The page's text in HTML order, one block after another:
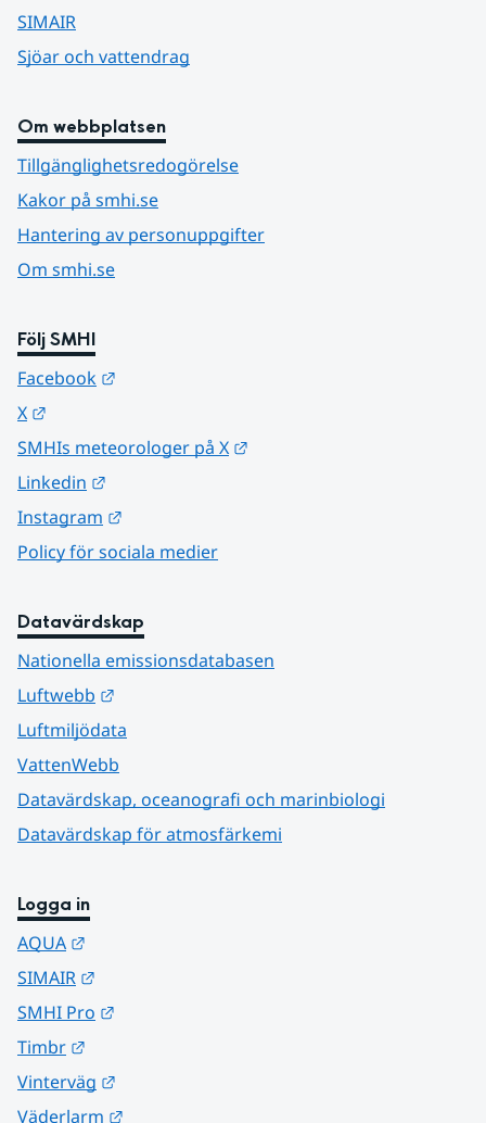
SIMAIR
Sjöar och vattendrag
Om webbplatsen
Tillgänglighetsredogörelse
Kakor på smhi.se
Hantering av personuppgifter
Om smhi.se
Följ SMHI
Facebook
X
SMHIs meteorologer på X
Linkedin
Instagram
Policy för sociala medier
Datavärdskap
Nationella emissionsdatabasen
Luftwebb
Luftmiljödata
VattenWebb
Datavärdskap, oceanografi och marinbiologi
Datavärdskap för atmosfärkemi
Logga in
AQUA
SIMAIR
SMHI Pro
Timbr
Vinterväg
Väderlarm